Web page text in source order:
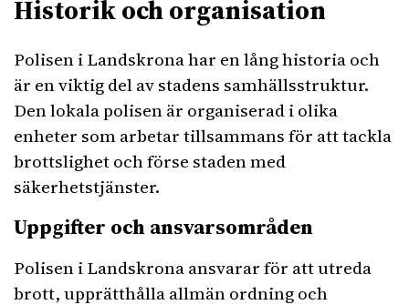
Historik och organisation
Polisen i Landskrona har en lång historia och
är en viktig del av stadens samhällsstruktur.
Den lokala polisen är organiserad i olika
enheter som arbetar tillsammans för att tackla
brottslighet och förse staden med
säkerhetstjänster.
Uppgifter och ansvarsområden
Polisen i Landskrona ansvarar för att utreda
brott, upprätthålla allmän ordning och